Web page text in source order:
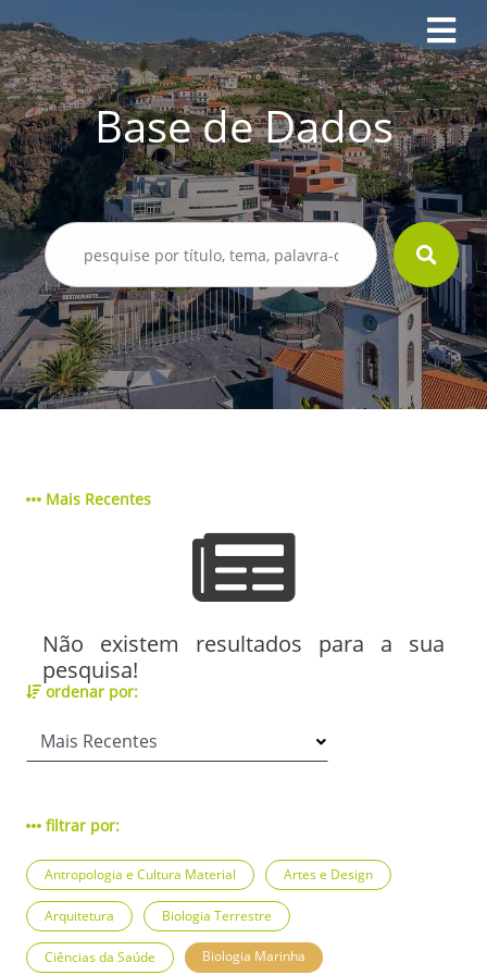
Base de Dados
Mais Recentes
Não existem resultados para a sua
pesquisa!
ordenar por:
filtrar por:
Antropologia e Cultura Material Artes e Design
Arquitetura Biologia Terrestre
Ciências da Saúde Biologia Marinha